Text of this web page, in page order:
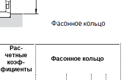
Рас-
четные
коэф-
фициенты
Фасонное кольцо